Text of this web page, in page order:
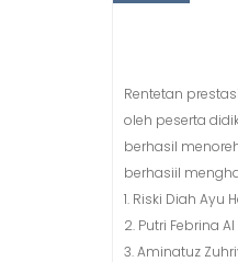
Rentetan
oleh peserta
berhasil
berhasiil
1. Riski Diah
2. Putri Febrina
3. Aminatuz